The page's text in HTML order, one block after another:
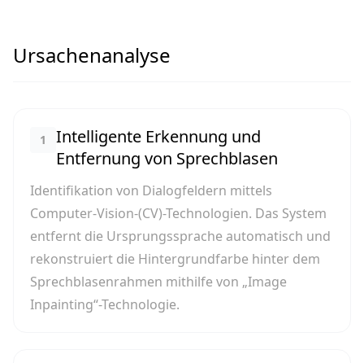
Ursachenanalyse
1
Intelligente Erkennung und
Entfernung von Sprechblasen
Identifikation von Dialogfeldern mittels
Computer-Vision-(CV)-Technologien. Das System
entfernt die Ursprungssprache automatisch und
rekonstruiert die Hintergrundfarbe hinter dem
Sprechblasenrahmen mithilfe von „Image
Inpainting“-Technologie.